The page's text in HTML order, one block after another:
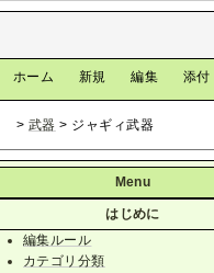
ホーム 新規 編集 添付
> 武器 > ジャギィ武器
Menu
はじめに
編集ルール
カテゴリ分類